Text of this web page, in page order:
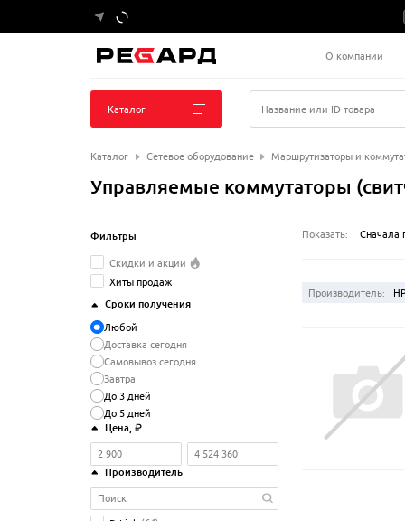
О компании
Каталог Название или ID товара
Каталог Сетевое оборудование Маршрутизаторы и
Управляемые коммутаторы
Фильтры
Скидки и акции
Хиты продаж
Сроки получения
Любой
Доставка сегодня
Самовывоз сегодня
Завтра
До 3 дней
До 5 дней
Цена , ₽
Производитель
Показать: Сначала
Производитель: